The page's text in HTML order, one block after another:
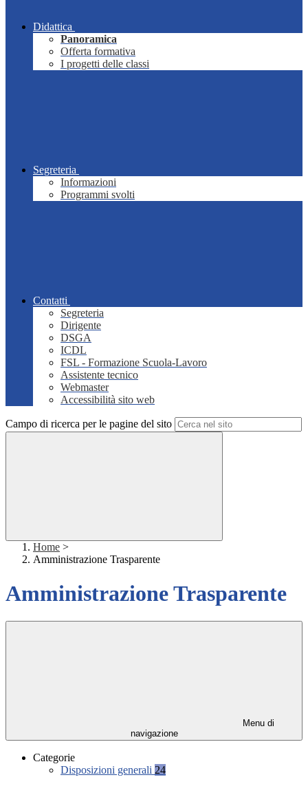
Didattica
Panoramica
Offerta formativa
I progetti delle classi
Segreteria
Informazioni
Programmi svolti
Contatti
Segreteria
Dirigente
DSGA
ICDL
FSL - Formazione Scuola-Lavoro
Assistente tecnico
Webmaster
Accessibilità sito web
Campo di ricerca per le pagine del sito
Home >
Amministrazione Trasparente
Amministrazione Trasparente
Menu di
navigazione
Categorie
Disposizioni generali 24